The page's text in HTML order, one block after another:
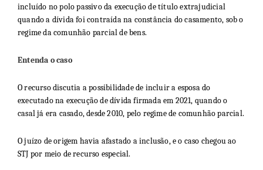
incluído no polo passivo da execução de título extrajudicial
quando a dívida foi contraída na constância do casamento, sob o
regime da comunhão parcial de bens.
Entenda o caso
O recurso discutia a possibilidade de incluir a esposa do
executado na execução de dívida firmada em 2021, quando o
casal já era casado, desde 2010, pelo regime de comunhão parcial.
O juízo de origem havia afastado a inclusão, e o caso chegou ao
STJ por meio de recurso especial.